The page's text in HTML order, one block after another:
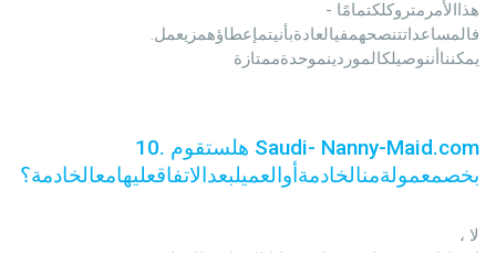
يمكنناأننوصيلكالموردينموحدةممتازة
10. هلستقوم Saudi- Nanny-Maid.com
بخصمعمولةمنالخادمةأوالعميلبعدالاتفاقعليهامعالخادمة؟